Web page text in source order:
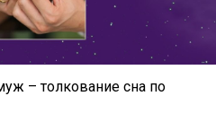
– толкование сна по